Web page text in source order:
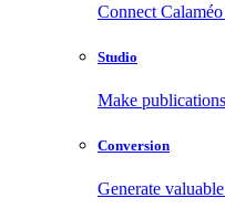
Connect
Studio
Make
Conversion
Generate